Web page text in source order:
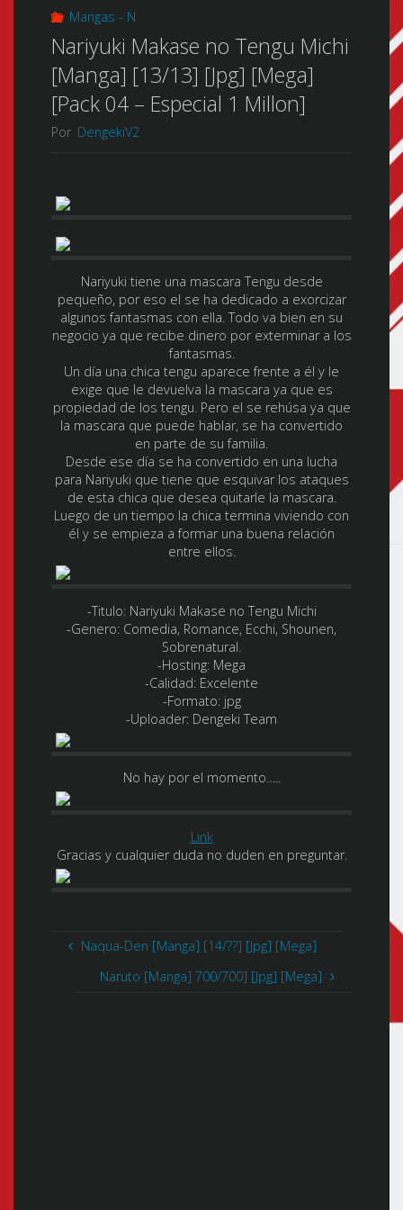
Mangas - N
Nariyuki Makase no Tengu Michi
[Manga] [13/13] [Jpg] [Mega]
[Pack 04 – Especial 1 Millon]
Por DengekiV2
Nariyuki tiene una mascara Tengu desde
pequeño, por eso el se ha dedicado a exorcizar
algunos fantasmas con ella. Todo va bien en su
negocio ya que recibe dinero por exterminar a los
fantasmas.
Un día una chica tengu aparece frente a él y le
exige que le devuelva la mascara ya que es
propiedad de los tengu. Pero el se rehúsa ya que
la mascara que puede hablar, se ha convertido
en parte de su familia.
Desde ese día se ha convertido en una lucha
para Nariyuki que tiene que esquivar los ataques
de esta chica que desea quitarle la mascara.
Luego de un tiempo la chica termina viviendo con
él y se empieza a formar una buena relación
entre ellos.
-Titulo:Nariyuki Makase no Tengu Michi
-Genero: Comedia, Romance, Ecchi, Shounen,
Sobrenatural.
-Hosting: Mega
-Calidad: Excelente
-Formato:jpg
-Uploader: Dengeki Team
No hay por el momento…..
Link
Gracias y cualquier duda no duden en preguntar.
Naqua-Den [Manga] [14/??] [Jpg] [Mega]
Naruto [Manga] 700/700] [Jpg] [Mega]